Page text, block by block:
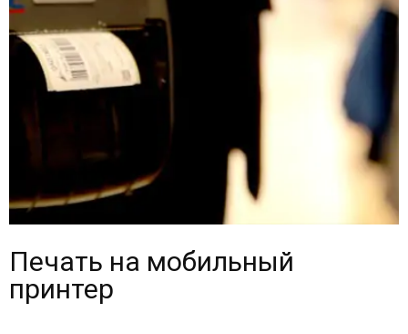
Печать на мобильный
принтер